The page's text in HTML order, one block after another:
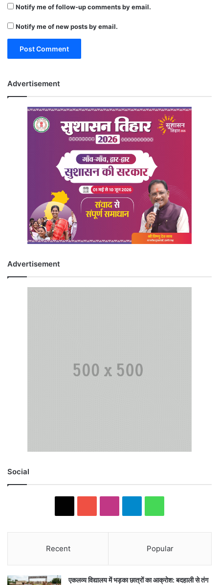
Notify me of follow-up comments by email.
Notify me of new posts by email.
Advertisement
Advertisement
Social
Recent Popular
एकलव्य विद्यालय में भड़का छात्रों का आक्रोश: बदहाली से तंग